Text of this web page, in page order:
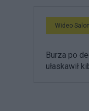
Wideo
Burza po
ułaskawił